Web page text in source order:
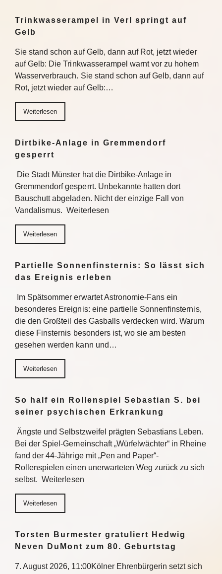
Trinkwasserampel in Verl springt auf
Gelb
Sie stand schon auf Gelb, dann auf Rot, jetzt wieder
auf Gelb: Die Trinkwasserampel warnt vor zu hohem
Wasserverbrauch. Sie stand schon auf Gelb, dann auf
Rot, jetzt wieder auf Gelb:…
Weiterlesen
Dirtbike-Anlage in Gremmendorf
gesperrt
Die Stadt Münster hat die Dirtbike-Anlage in
Gremmendorf gesperrt. Unbekannte hatten dort
Bauschutt abgeladen. Nicht der einzige Fall von
Vandalismus. Weiterlesen
Weiterlesen
Partielle Sonnenfinsternis: So lässt sich
das Ereignis erleben
Im Spätsommer erwartet Astronomie-Fans ein
besonderes Ereignis: eine partielle Sonnenfinsternis,
die den Großteil des Gasballs verdecken wird. Warum
diese Finsternis besonders ist, wo sie am besten
gesehen werden kann und…
Weiterlesen
So half ein Rollenspiel Sebastian S. bei
seiner psychischen Erkrankung
Ängste und Selbstzweifel prägten Sebastians Leben.
Bei der Spiel-Gemeinschaft „Würfelwächter“ in Rheine
fand der 44-Jährige mit „Pen and Paper“-
Rollenspielen einen unerwarteten Weg zurück zu sich
selbst. Weiterlesen
Weiterlesen
Torsten Burmester gratuliert Hedwig
Neven DuMont zum 80. Geburtstag
7. August 2026, 11:00Kölner Ehrenbürgerin setzt sich